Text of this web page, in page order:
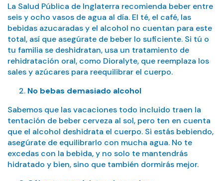
La Salud Pública de Inglaterra recomienda beber entre
seis y ocho vasos de agua al día. El té, el café, las
bebidas azucaradas y el alcohol no cuentan para este
total, así que asegúrate de beber lo suficiente. Si tú o
tu familia se deshidratan, usa un tratamiento de
rehidratación oral, como Dioralyte, que reemplaza los
sales y azúcares para reequilibrar el cuerpo.
No bebas demasiado alcohol
Sabemos que las vacaciones todo incluido traen la
tentación de beber cerveza al sol, pero ten en cuenta
que el alcohol deshidrata el cuerpo. Si estás bebiendo,
asegúrate de equilibrarlo con mucha agua. No te
excedas con la bebida, y no solo te mantendrás
hidratado y bien, sino que también dormirás mejor.